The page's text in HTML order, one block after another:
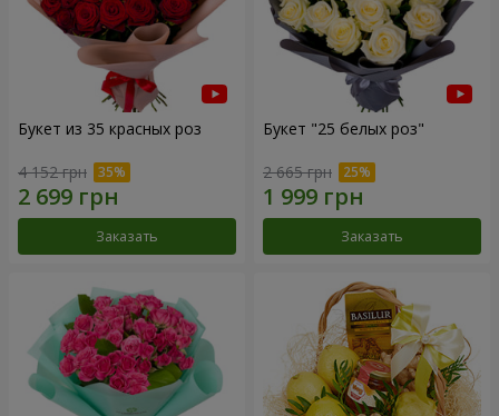
Букет из 35 красных роз
4 152 грн
Заказать
Букет "25 белых роз"
2 665 грн
Заказать